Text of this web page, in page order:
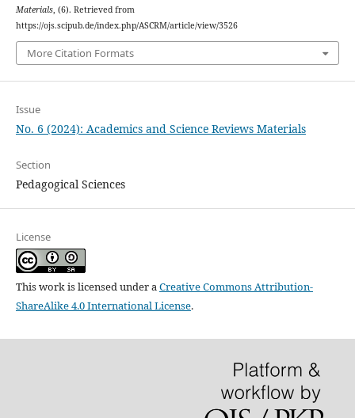
Materials, (6). Retrieved from
https://ojs.scipub.de/index.php/ASCRM/article/view/3526
More Citation Formats
Issue
No. 6 (2024): Academics and Science Reviews Materials
Section
Pedagogical Sciences
License
This work is licensed under aCreative Commons Attribution-
ShareAlike 4.0 International License.